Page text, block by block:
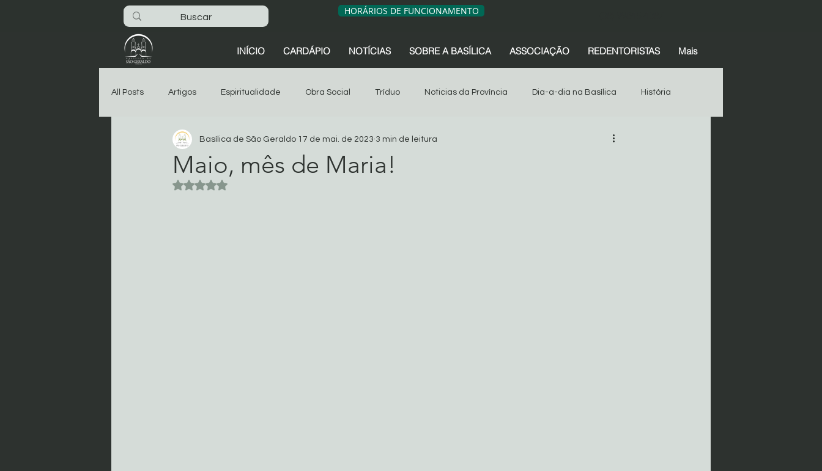
HORÁRIOS DE FUNCIONAMENTO
INÍCIO CARDÁPIO NOTÍCIAS SOBRE A BASÍLICA ASSOCIAÇÃO REDENTORISTAS Mais
All Posts Artigos Espiritualidade Obra Social Tríduo Noticias da Província Dia-a-dia na Basílica História
São Geraldo Oitava Associação dos Devotos Tríduo Obra Social
Dia-a-dia na Basílica
Maio, mês de Maria!
Basílica de São Geraldo 17 de mai. de 2023 3 min de leitura
Avaliado com NaN de 5 estrelas.